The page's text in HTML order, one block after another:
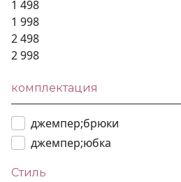
1 498
1 998
2 498
2 998
комплектация
джемпер;брюки
джемпер;юбка
Стиль